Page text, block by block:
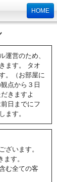
HOME
運営のため、
ます。 タオ
。（お部屋に
点から３日
きますよ
日までにフ
ます。
ざいます。
す。
む全ての客